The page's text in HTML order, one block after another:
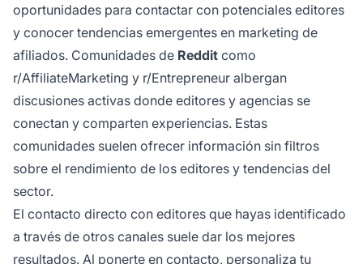
oportunidades para contactar con potenciales editores
y conocer tendencias emergentes en marketing de
afiliados. Comunidades de Reddit como
r/AffiliateMarketing y r/Entrepreneur albergan
discusiones activas donde editores y agencias se
conectan y comparten experiencias. Estas
comunidades suelen ofrecer información sin filtros
sobre el rendimiento de los editores y tendencias del
sector.
El contacto directo con editores que hayas identificado
a través de otros canales suele dar los mejores
resultados. Al ponerte en contacto, personaliza tu